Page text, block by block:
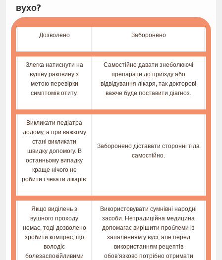
вухо?
Дозволено Заборонено
Злегка натиснути на
вушну раковину з
метою перевірки
симптомів отиту.
Самостійно давати знеболюючі
препарати до приїзду або
відвідування лікаря, так докторові
важче буде поставити діагноз.
Викликати педіатра
додому, а при важкому
стані викликати
швидку допомогу. В
останньому випадку
краще нічого не
робити і чекати лікарів.
Заборонено діставати сторонні тіла
самостійно.
Якщо виділень з
вушного проходу
немає, тоді дозволено
зробити компрес, що
володіє
болезаспокійливими
Використовувати сумнівні народні
засоби. Нетрадиційна медицина
допомагає вирішити проблеми із
запаленням у вусі, але перед
використанням рецептів
обов’язково потрібно отримати